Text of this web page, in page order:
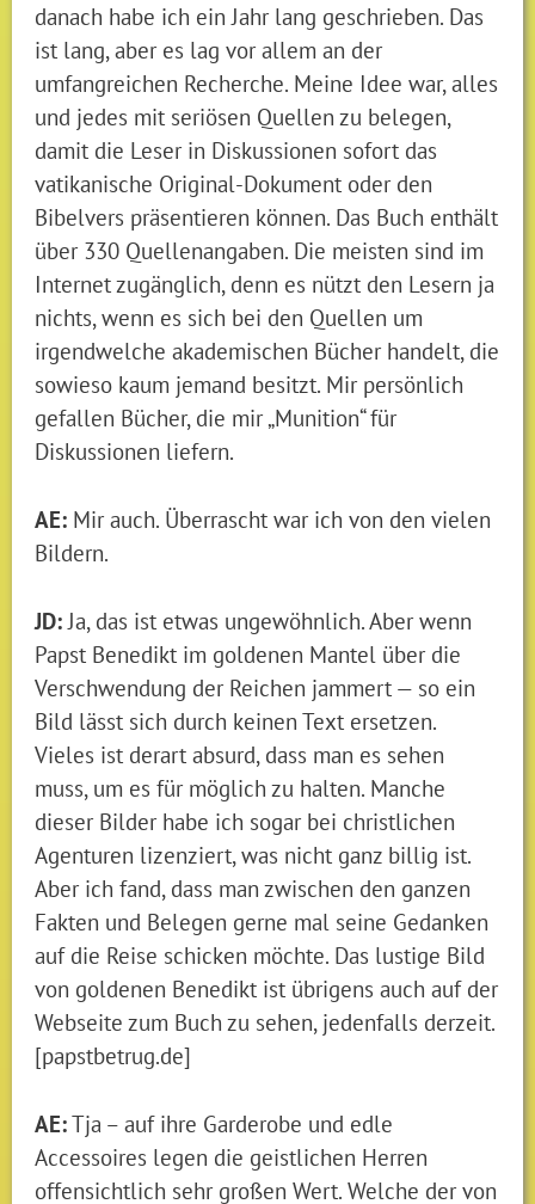
danach habe ich ein Jahr lang geschrieben. Das
ist lang, aber es lag vor allem an der
umfangreichen Recherche. Meine Idee war, alles
und jedes mit seriösen Quellen zu belegen,
damit die Leser in Diskussionen sofort das
vatikanische Original-Dokument oder den
Bibelvers präsentieren können. Das Buch enthält
über 330 Quellenangaben. Die meisten sind im
Internet zugänglich, denn es nützt den Lesern ja
nichts, wenn es sich bei den Quellen um
irgendwelche akademischen Bücher handelt, die
sowieso kaum jemand besitzt. Mir persönlich
gefallen Bücher, die mir „Munition“ für
Diskussionen liefern.
AE: Mir auch. Überrascht war ich von den vielen
Bildern.
JD:Ja, das ist etwas ungewöhnlich. Aber wenn
Papst Benedikt im goldenen Mantel über die
Verschwendung der Reichen jammert — so ein
Bild lässt sich durch keinen Text ersetzen.
Vieles ist derart absurd, dass man es sehen
muss, um es für möglich zu halten. Manche
dieser Bilder habe ich sogar bei christlichen
Agenturen lizenziert, was nicht ganz billig ist.
Aber ich fand, dass man zwischen den ganzen
Fakten und Belegen gerne mal seine Gedanken
auf die Reise schicken möchte. Das lustige Bild
von goldenen Benedikt ist übrigens auch auf der
Webseite zum Buch zu sehen, jedenfalls derzeit.
[papstbetrug.de]
AE:Tja – auf ihre Garderobe und edle
Accessoires legen die geistlichen Herren
offensichtlich sehr großen Wert. Welche der von